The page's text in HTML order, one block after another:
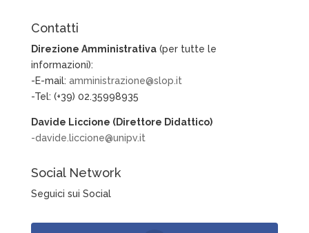
Contatti
Direzione Amministrativa(per tutte le
informazioni):
-E-mail: amministrazione@slop.it
-Tel: (+39) 02.35998935
Davide Liccione (Direttore Didattico)
-davide.liccione@unipv.it
Social Network
Seguici sui Social